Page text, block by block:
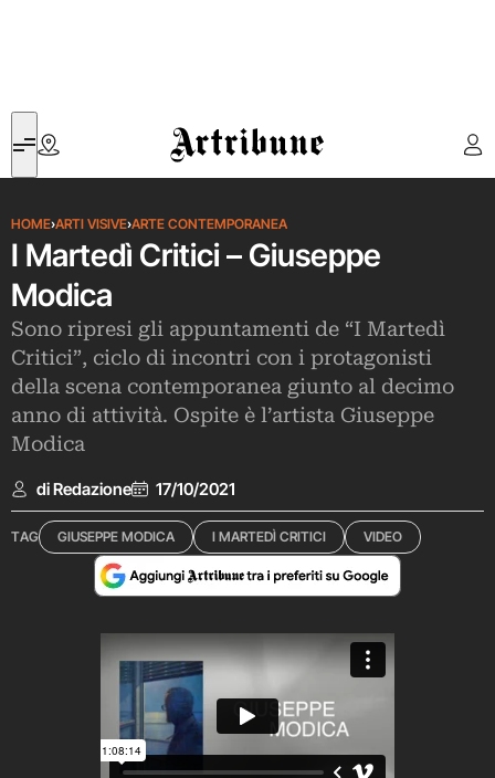
Artribune
HOME›ARTI VISIVE›ARTE CONTEMPORANEA
I Martedì Critici – Giuseppe
Modica
Sono ripresi gli appuntamenti de “I Martedì
Critici”, ciclo di incontri con i protagonisti
della scena contemporanea giunto al decimo
anno di attività. Ospite è l’artista Giuseppe
Modica
di Redazione 17/10/2021
TAG GIUSEPPE MODICA I MARTEDÌ CRITICI VIDEO